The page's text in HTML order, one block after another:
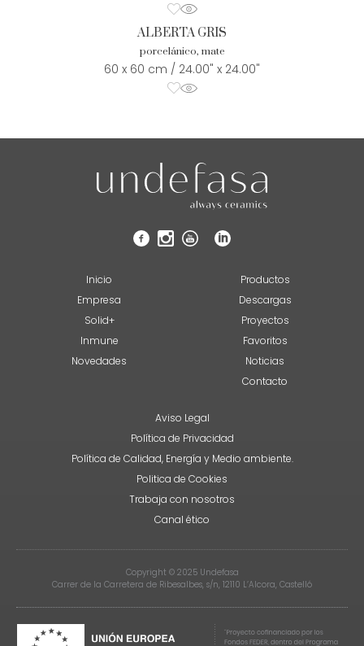
ALBERTA GRIS
porcelánico, mate
60 x 60 cm / 24.00" x 24.00"
Inicio
Empresa
Solid+
Inmune
Novedades
Productos
Descargas
Proyectos
Favoritos
Noticias
Contacto
Aviso Legal
Política de Privacidad
Política de Calidad, Energía y Medio ambiente.
Politica de Cookies
Trabaja con nosotros
Canal ético
Copyright © 2025 Undefasa
Carrer de la Carretera de Ribesalbes, s/n, 12110 L’Alcora, Castelló